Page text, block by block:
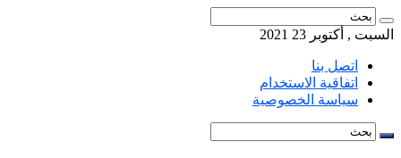
السبت , أكتوبر 23 2021
اتصل بنا
اتفاقية الاستخدام
سياسة الخصوصية